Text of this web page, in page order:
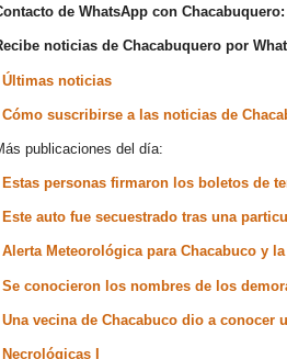
de WhatsApp con Chacabuquero:
noticias de Chacabuquero por
Últimas noticias
Cómo suscribirse a las noticias de
publicaciones del día:
Estas personas firmaron los boletos de
Este auto fue secuestrado tras una
Alerta Meteorológica para Chacabuco y
Se conocieron los nombres de los
Una vecina de Chacabuco dio a conocer
I